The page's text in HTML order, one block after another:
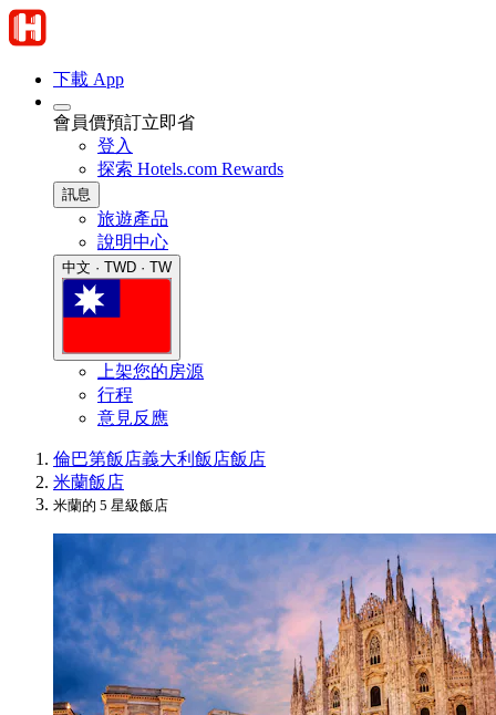
下載 App
會員價預訂立即省
登入
探索 Hotels.com Rewards
訊息
旅遊產品
說明中心
中文 · TWD · TW
上架您的房源
行程
意見反應
倫巴第飯店義大利飯店飯店
米蘭飯店
米蘭的 5 星級飯店